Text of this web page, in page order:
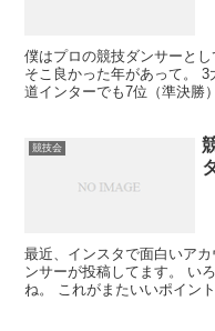
僕はプロの競技ダンサーと
そこ良かった年があって。
道インターでも7位（準決勝
競技会
最近、インスタで面白いア
ンサーが投稿してます。 い
ね。 これがまたいいポイン